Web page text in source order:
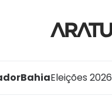
BahiaEleições 2026